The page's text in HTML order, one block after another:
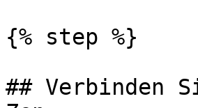
{% step %}
## Verbinden